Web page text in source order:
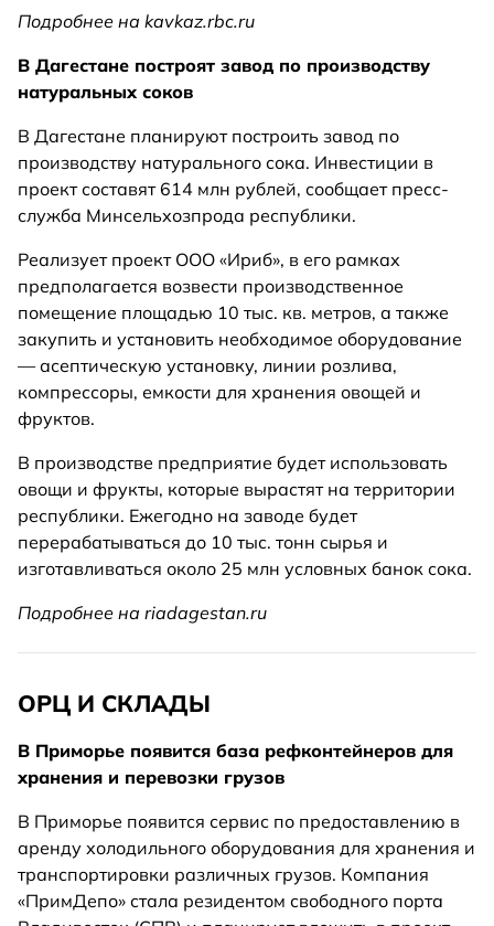
Подробнее на kavkaz.rbc.ru
В Дагестане построят завод по производству
натуральных соков
В Дагестане планируют построить завод по
производству натурального сока. Инвестиции в
проект составят 614 млн рублей, сообщает пресс-
служба Минсельхозпрода республики.
Реализует проект ООО «Ириб», в его рамках
предполагается возвести производственное
помещение площадью 10 тыс. кв. метров, а также
закупить и установить необходимое оборудование
— асептическую установку, линии розлива,
компрессоры, емкости для хранения овощей и
фруктов.
В производстве предприятие будет использовать
овощи и фрукты, которые вырастят на территории
республики. Ежегодно на заводе будет
перерабатываться до 10 тыс. тонн сырья и
изготавливаться около 25 млн условных банок сока.
Подробнее на riadagestan.ru
ОРЦ И СКЛАДЫ
В Приморье появится база рефконтейнеров для
хранения и перевозки грузов
В Приморье появится сервис по предоставлению в
аренду холодильного оборудования для хранения и
транспортировки различных грузов. Компания
«ПримДепо» стала резидентом свободного порта